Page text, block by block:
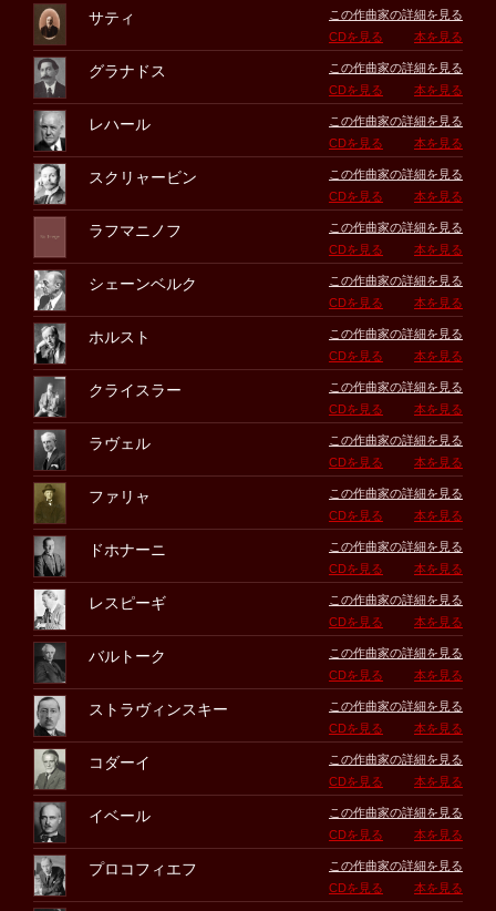
サティ
この作曲家の詳細を見る
CDを見る
本を見る
グラナドス
この作曲家の詳細を見る
CDを見る
本を見る
レハール
この作曲家の詳細を見る
CDを見る
本を見る
スクリャービン
この作曲家の詳細を見る
CDを見る
本を見る
ラフマニノフ
この作曲家の詳細を見る
CDを見る
本を見る
シェーンベルク
この作曲家の詳細を見る
CDを見る
本を見る
ホルスト
この作曲家の詳細を見る
CDを見る
本を見る
クライスラー
この作曲家の詳細を見る
CDを見る
本を見る
ラヴェル
この作曲家の詳細を見る
CDを見る
本を見る
ファリャ
この作曲家の詳細を見る
CDを見る
本を見る
ドホナーニ
この作曲家の詳細を見る
CDを見る
本を見る
レスピーギ
この作曲家の詳細を見る
CDを見る
本を見る
バルトーク
この作曲家の詳細を見る
CDを見る
本を見る
ストラヴィンスキー
この作曲家の詳細を見る
CDを見る
本を見る
コダーイ
この作曲家の詳細を見る
CDを見る
本を見る
イベール
この作曲家の詳細を見る
CDを見る
本を見る
プロコフィエフ
この作曲家の詳細を見る
CDを見る
本を見る